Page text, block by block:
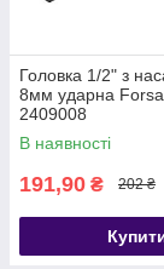
Головка 1/2" з
8мм ударна
2409008
В наявності
191,90 ₴ 202 ₴